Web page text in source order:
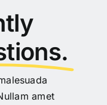
amet